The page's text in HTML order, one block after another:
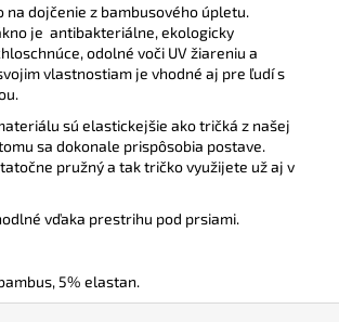
na dojčenie z bambusového úpletu.
je antibakteriálne, ekologicky
odolné voči UV žiareniu a
vlastnostiam je vhodné aj pre ľudí s
sú elastickejšie ako tričká z našej
sa dokonale prispôsobia postave.
pružný a tak tričko využijete už aj v
vďaka prestrihu pod prsiami.
5% elastan.